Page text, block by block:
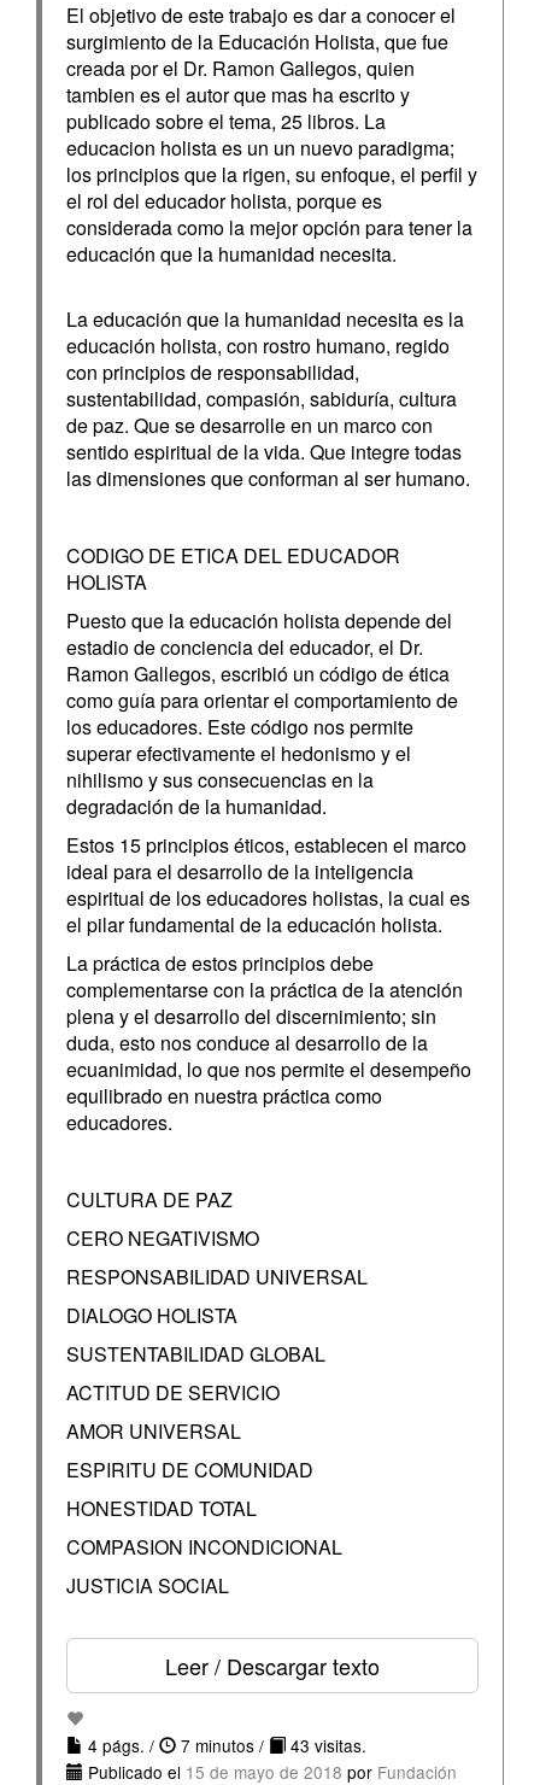
El objetivo de este trabajo es dar a conocer el
surgimiento de la Educación Holista, que fue
creada por el Dr. Ramon Gallegos, quien
tambien es el autor que mas ha escrito y
publicado sobre el tema, 25 libros. La
educacion holista es un un nuevo paradigma;
los principios que la rigen, su enfoque, el perfil y
el rol del educador holista, porque es
considerada como la mejor opción para tener la
educación que la humanidad necesita.
La educación que la humanidad necesita es la
educación holista, con rostro humano, regido
con principios de responsabilidad,
sustentabilidad, compasión, sabiduría, cultura
de paz. Que se desarrolle en un marco con
sentido espiritual de la vida. Que integre todas
las dimensiones que conforman al ser humano.
CODIGO DE ETICA DEL EDUCADOR
HOLISTA
Puesto que la educación holista depende del
estadio de conciencia del educador, el Dr.
Ramon Gallegos, escribió un código de ética
como guía para orientar el comportamiento de
los educadores. Este código nos permite
superar efectivamente el hedonismo y el
nihilismo y sus consecuencias en la
degradación de la humanidad.
Estos 15 principios éticos, establecen el marco
ideal para el desarrollo de la inteligencia
espiritual de los educadores holistas, la cual es
el pilar fundamental de la educación holista.
La práctica de estos principios debe
complementarse con la práctica de la atención
plena y el desarrollo del discernimiento; sin
duda, esto nos conduce al desarrollo de la
ecuanimidad, lo que nos permite el desempeño
equilibrado en nuestra práctica como
educadores.
CULTURA DE PAZ
CERO NEGATIVISMO
RESPONSABILIDAD UNIVERSAL
DIALOGO HOLISTA
SUSTENTABILIDAD GLOBAL
ACTITUD DE SERVICIO
AMOR UNIVERSAL
ESPIRITU DE COMUNIDAD
HONESTIDAD TOTAL
COMPASION INCONDICIONAL
JUSTICIA SOCIAL
Leer / Descargar texto
4 págs. / 7 minutos /
43 visitas.
Publicado el 15 de mayo de 2018 por Fundación